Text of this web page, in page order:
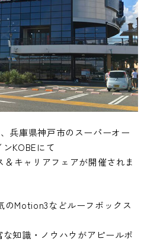
兵庫県神戸市のスーパーオー
KOBEにて
＆キャリアフェアが開催されま
のMotion3などルーフボックス
知識・ノウハウがアピールポ